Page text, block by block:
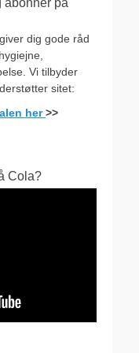
dig gode råd
Vi tilbyder
sitet:
her>>
Cola?